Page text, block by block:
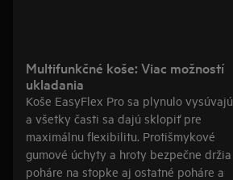
Multifunkčné koše: Viac možností
ukladania
Koše EasyFlex Pro sa plynulo vysúvajú
a všetky časti sa dajú sklopiť pre
maximálnu flexibilitu. Protišmykové
gumové úchyty a hroty bezpečne držia
poháre na stopke aj ostatné poháre a